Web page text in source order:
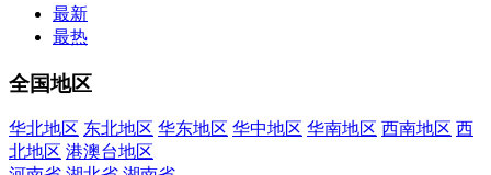
最新
最热
全国地区
华北地区 东北地区 华东地区 华中地区 华南地区 西南地区 西
北地区 港澳台地区